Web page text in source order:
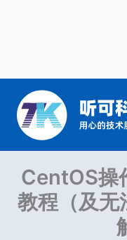
CentOS操
教程（及